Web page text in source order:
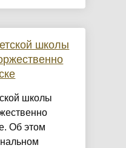
школы
школы
Об этом